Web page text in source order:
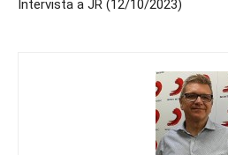
Intervista a JR (12/10/2023)